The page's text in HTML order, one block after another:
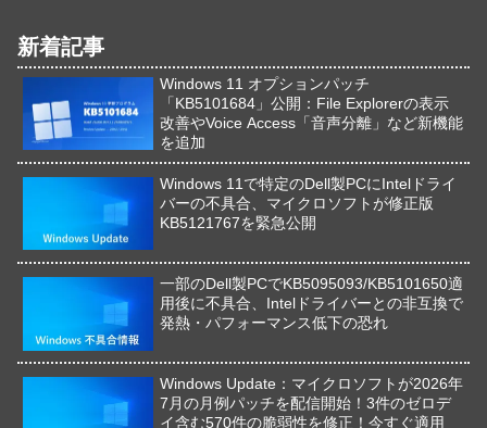
新着記事
Windows 11 オプションパッチ
「KB5101684」公開：File Explorerの表示
改善やVoice Access「音声分離」など新機能
を追加
Windows 11で特定のDell製PCにIntelドライ
バーの不具合、マイクロソフトが修正版
KB5121767を緊急公開
一部のDell製PCでKB5095093/KB5101650適
用後に不具合、Intelドライバーとの非互換で
発熱・パフォーマンス低下の恐れ
Windows Update：マイクロソフトが2026年
7月の月例パッチを配信開始！3件のゼロデ
イ含む570件の脆弱性を修正！今すぐ適用